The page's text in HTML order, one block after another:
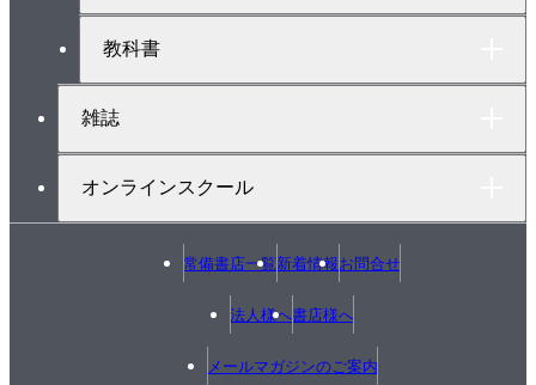
7.2 二項分布
8章 品質管理が必要な理由
8.1 品質管理とは何か
8.2 品質管理の変遷
教科書
雑誌
オンラインスクール
常備書店一覧新着情報お問合せ
法人様へ書店様へ
メールマガジンのご案内